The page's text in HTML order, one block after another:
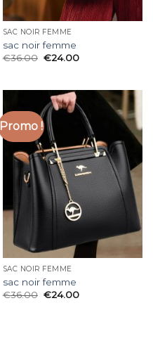
SAC NOIR FEMME
sac noir femme
€36.00 €24.00
Promo !
SAC NOIR FEMME
sac noir femme
€36.00 €24.00